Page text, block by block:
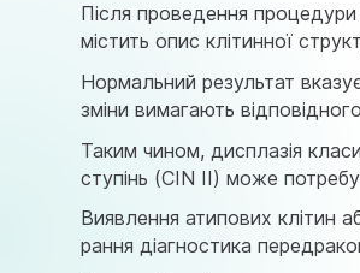
Після проведення
містить опис клітинної
Нормальний результат
зміни вимагають
Таким чином, дисплазія
ступінь (CIN II) може
Виявлення атипових клітин
рання діагностика